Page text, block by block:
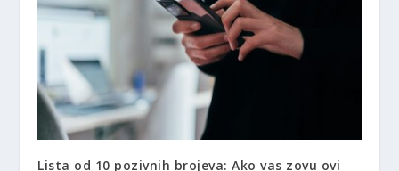
Lista od 10 pozivnih brojeva: Ako vas zovu ovi